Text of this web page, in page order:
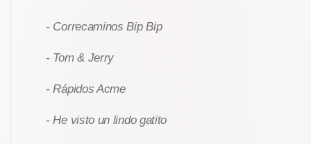
- Correcaminos Bip Bip
- Tom & Jerry
- Rápidos Acme
- He visto un lindo gatito